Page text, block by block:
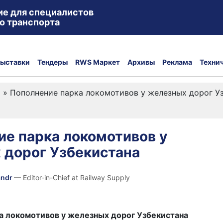
для специалистов
транспорта
Тендеры RWS Маркет Архивы Реклама
» Пополнение парка локомотивов у железных дорог
парка локомотивов у
Узбекистана
— Editor-in-Chief at Railway Supply
локомотивов у железных дорог Узбекистана